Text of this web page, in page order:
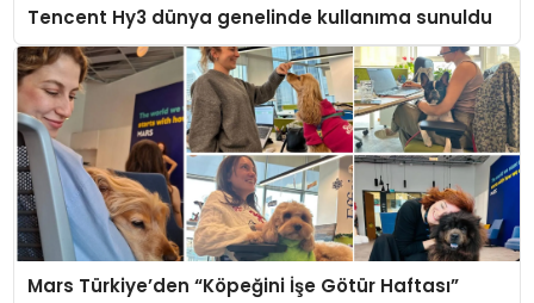
Tencent Hy3 dünya genelinde kullanıma sunuldu
Mars Türkiye’den “Köpeğini İşe Götür Haftası”